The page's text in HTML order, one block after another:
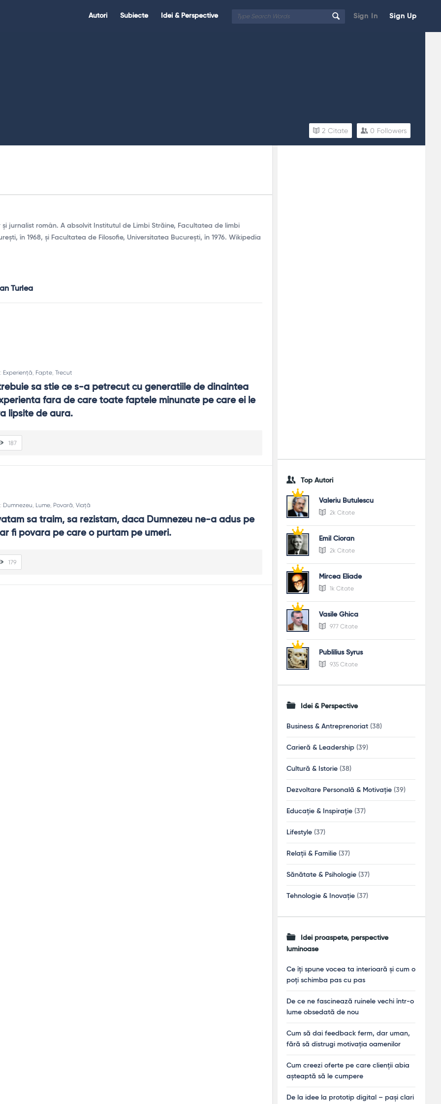
Sign In Sign Up
Citate.ro
Autori Subiecte Idei & Perspective
0 Followers
2 Citate
și jurnalist român. A absolvit Institutul de Limbi Străine, Facultatea de limbi
în 1968, și Facultatea de Filosofie, Universitatea București, în 1976. Wikipedia
Turlea
Experiență Fapte ,Trecut
sa stie ce s-a petrecut cu generatiile de dinaintea
fara de care toate faptele minunate pe care ei le
lipsite de aura.
187
Dumnezeu, Lume, Povară,Viață
sa traim, sa rezistam, daca Dumnezeu ne-a adus pe
ar fi povara pe care o purtam pe umeri.
179
Top Autori
Valeriu Butulescu
2k Citate
Emil Cioran
2k Citate
Mircea Eliade
1k Citate
Vasile Ghica
977 Citate
Publilius Syrus
935 Citate
Idei & Perspective
Business & Antreprenoriat (38)
Carieră & Leadership (39)
Cultură & Istorie (38)
Dezvoltare Personală & Motivație (39)
Educație & Inspirație (37)
Lifestyle (37)
Relații & Familie (37)
Sănătate & Psihologie (37)
Tehnologie & Inovație (37)
Idei proaspete, perspective
luminoase
Ce îți spune vocea ta interioară și cum o
poți schimba pas cu pas
De ce ne fascinează ruinele vechi într-o
lume obsedată de nou
Cum să dai feedback ferm, dar uman,
fără să distrugi motivația oamenilor
Cum creezi oferte pe care clienții abia
așteaptă să le cumpere
De la idee la prototip digital – pași clari